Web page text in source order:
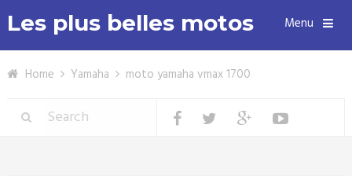
Les plus belles motos Menu
Home Yamaha moto yamaha vmax 1700